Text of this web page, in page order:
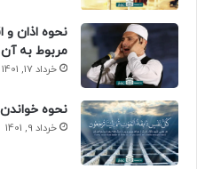
نحوه اذان و
مربوط به آن
خرداد 17, 1401
نحوه
خرداد 9, 1401